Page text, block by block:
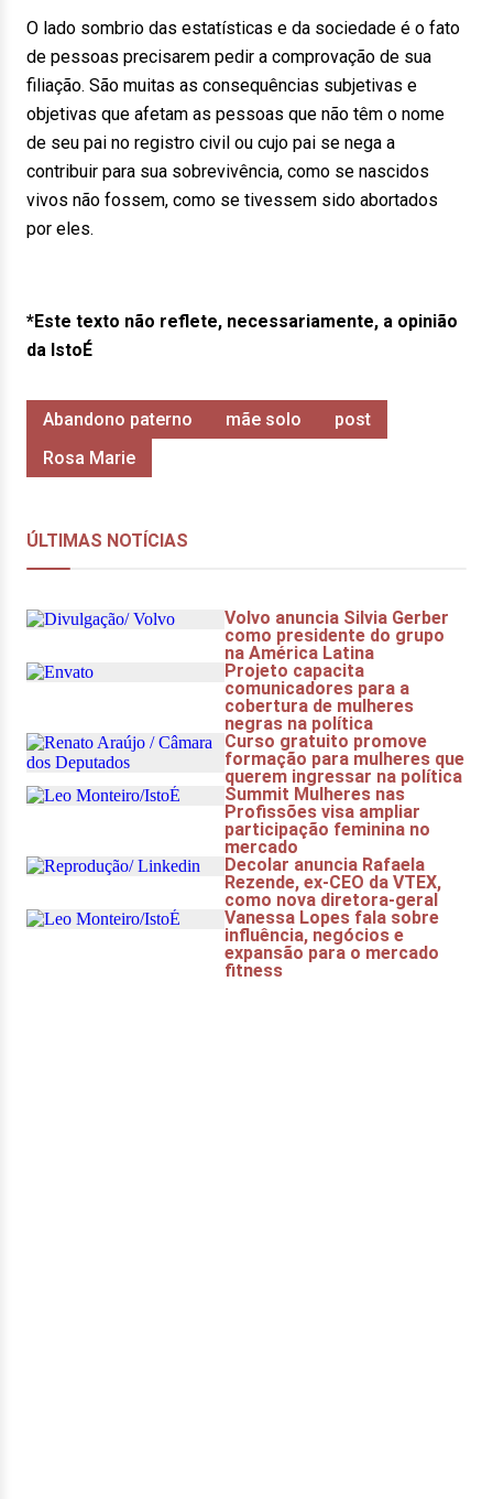
O lado sombrio das estatísticas e da sociedade é o fato
de pessoas precisarem pedir a comprovação de sua
filiação. São muitas as consequências subjetivas e
objetivas que afetam as pessoas que não têm o nome
de seu pai no registro civil ou cujo pai se nega a
contribuir para sua sobrevivência, como se nascidos
vivos não fossem, como se tivessem sido abortados
por eles.
*Este texto não reflete, necessariamente, a opinião
da IstoÉ
Abandono paterno mãe solo
post
Rosa Marie